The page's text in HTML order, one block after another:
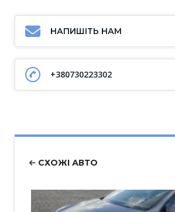
НАПИШІТЬ НАМ
+380730223302
СХОЖІ АВТО